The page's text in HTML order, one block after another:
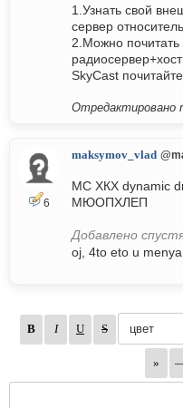
1.Узнать свой
сервер
2.Можно почитать
SkyCast
Отредактировано
6
maksymov_vlad
МС ХКХ dynamic
МЮОПХЛЕП
Добавлено
oj, 4to eto u